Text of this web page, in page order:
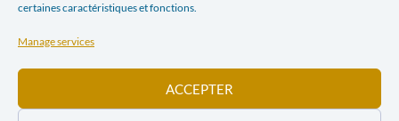
certaines caractéristiques et fonctions.
Manage services
ACCEPTER